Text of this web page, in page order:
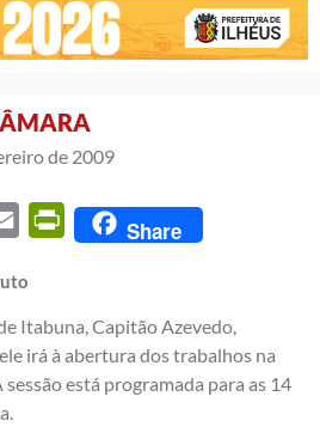
de 2009
Email PrintFriendly
Share
Itabuna, Capitão Azevedo,
irá à abertura dos trabalhos na
está programada para as 14